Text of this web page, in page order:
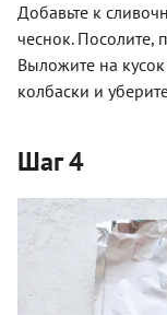
Добавьте к
чеснок. Посолите,
Выложите на
колбаски и
Шаг 4